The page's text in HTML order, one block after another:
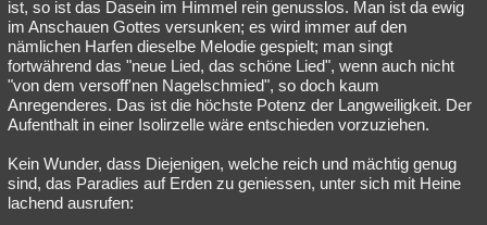
ist, so ist das Dasein im Himmel rein genusslos. Man ist da ewig
im Anschauen Gottes versunken; es wird immer auf den
nämlichen Harfen dieselbe Melodie gespielt; man singt
fortwährend das "neue Lied, das schöne Lied", wenn auch nicht
"von dem versoff'nen Nagelschmied", so doch kaum
Anregenderes. Das ist die höchste Potenz der Langweiligkeit. Der
Aufenthalt in einer Isolirzelle wäre entschieden vorzuziehen.
Kein Wunder, dass Diejenigen, welche reich und mächtig genug
sind, das Paradies auf Erden zu geniessen, unter sich mit Heine
lachend ausrufen: